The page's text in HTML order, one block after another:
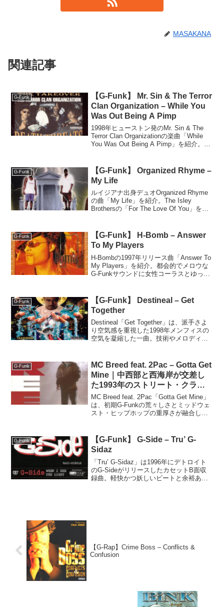
MASAKANA
関連記事
G-Funk
【G-Funk】 Mr. Sin & The Terror
Clan Organization – While You
Was Out Being A Pimp
1998年ヒューストン発のMr. Sin & The
Terror Clan Organizationの楽曲「While
You Was Out Being A Pimp」を紹介。ピ
ングスタファンクらしいシンセ使いが特
徴のマイナー名曲。
G-Funk
【G-Funk】 Organized Rhyme –
My Life
ルイジアナ出身デュオOrganized Rhyme
の曲「My Life」を紹介。The Isley
Brothersの「For The Love Of You」を巧
G-Funk
【G-Funk】 H-Bomb – Answer
To My Players
H‑Bombの1997年リリース曲「Answer To
My Players」を紹介。都会的でメロウな
G-Funkサウンドに女性コーラスとゆった
G-Funk
【G-Funk】 Destineal – Get
Together
Destineal「Get Together」は、派手さよ
り空気感を重視した1998年メンフィスの
空気を凝縮した一曲。技術やメロディよ
G-Funk
MC Breed feat. 2Pac – Gotta Get
Mine｜中西部と西海岸が交差し
た1993年のストリート・クラシ
ック
MC Breed feat. 2Pac「Gotta Get Mine」
は、初期G-Funkの荒々しさとミッドウェ
スト・ヒップホップの重厚さが融合した
の魅力を詳しく分析します。
G-Funk
【G-Funk】 G-Side – Tru’ G-
Sidaz
「Tru’ G-Sidaz」は1996年にデトロイト
のG-SideがリリースしたカセットB面収
録曲。軽快かつ妖しいビートと余裕ある
【G-Rap】Crime Boss – Conflicts &
Confusion